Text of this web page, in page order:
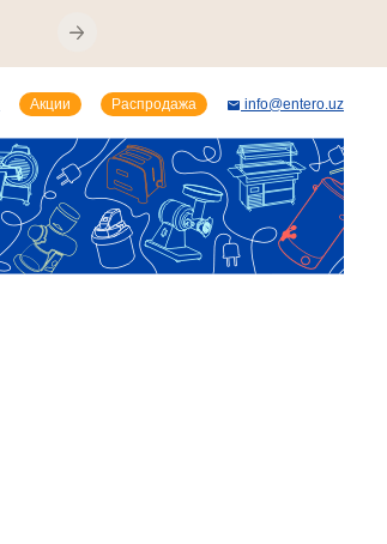
Акции Распродажа info@entero.uz